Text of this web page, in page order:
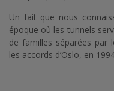
Un fait que nous
époque où les tunnels
de familles séparées par
les accords d’Oslo, en